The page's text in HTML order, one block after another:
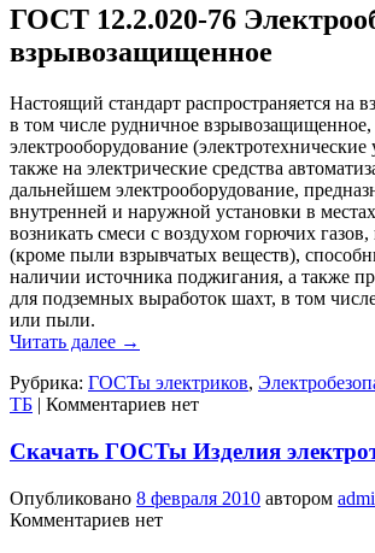
ГОСТ 12.2.020-76
взрывозащищенное
Настоящий стандарт распространяется на
в том числе рудничное взрывозащищенное,
электрооборудование (электротехнические
также на электрические средства
дальнейшем электрооборудование,
внутренней и наружной установки в
возникать смеси с воздухом горючих
(кроме пыли взрывчатых веществ),
наличии источника поджигания, а также
для подземных выработок шахт, в том
или пыли.
Читать далее →
Рубрика: ГОСТы электриков,
ТБ | Комментариев нет
Скачать ГОСТы Изделия
Опубликовано 8 февраля 2010 автором
Комментариев нет